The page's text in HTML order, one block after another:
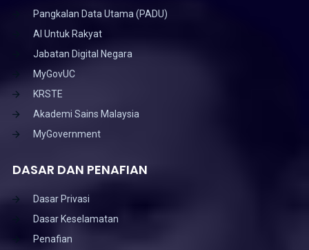
Pangkalan Data Utama (PADU)
AI Untuk Rakyat
Jabatan Digital Negara
MyGovUC
KRSTE
Akademi Sains Malaysia
MyGovernment
DASAR DAN PENAFIAN
Dasar Privasi
Dasar Keselamatan
Penafian